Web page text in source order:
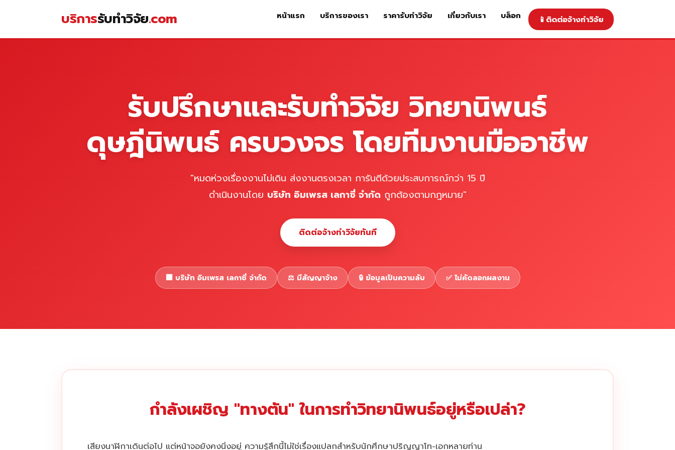
หน้าแรก บริการของเรา ราคารับทำวิจัย ติดต่อจ้างทำวิจัย เกี่ยวกับเรา
บริการรับทำวิจัย.com หน้าแรก บริการของเรา ราคารับทำวิจัย เกี่ยวกับเรา บล็อก 📱 ติดต่อจ้างทำวิจัย
รับปรึกษาและรับทำวิจัย วิทยานิพนธ์
ดุษฎีนิพนธ์ ครบวงจร โดยทีมงานมืออาชีพ
"หมดห่วงเรื่องงานไม่เดิน ส่งงานตรงเวลา การันตีด้วยประสบการณ์กว่า 15 ปี
ดำเนินงานโดย บริษัท อิมเพรส เลกาซี่ จำกัดถูกต้องตามกฎหมาย"
ติดต่อจ้างทำวิจัยทันที
🏢 บริษัท อิมเพรส เลกาซี่ จำกัด ⚖️ มีสัญญาจ้าง 🔒 ข้อมูลเป็นความลับ ✅ ไม่คัดลอกผลงาน
กำลังเผชิญ "ทางตัน" ในการทำวิทยานิพนธ์อยู่หรือเปล่า?
เสียงนาฬิกาเดินต่อไป แต่หน้าจอยังคงนิ่งอยู่ ความรู้สึกนี้ไม่ใช่เรื่องแปลกสำหรับนักศึกษาปริญญาโท-เอกหลายท่าน